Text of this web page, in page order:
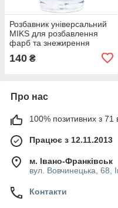
Розбавник універсальний
MIKS для розбавлення
фарб та знежирення
140 ₴
Про нас
100% позитивних з 71
Працює з 12.11.2013
м. Івано-Франківськ
вул. Вовчинецька, 68,
Контакти